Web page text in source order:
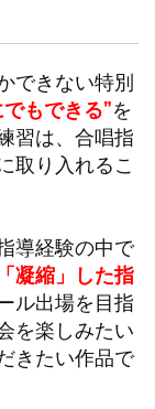
できない特別
でもできる”を
習は、合唱指
取り入れるこ
導経験の中で
凝縮」した指
ル出場を目指
を楽しみたい
きたい作品で